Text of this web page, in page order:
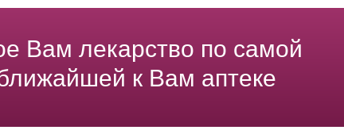
Вам лекарство по самой
к Вам аптеке